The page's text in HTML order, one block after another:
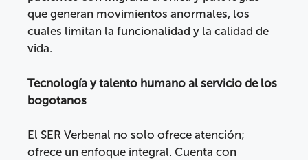
que generan movimientos anormales, los
cuales limitan la funcionalidad y la calidad de
vida.
Tecnología y talento humano al servicio de los
bogotanos
El SER Verbenal no solo ofrece atención;
ofrece un enfoque integral. Cuenta con